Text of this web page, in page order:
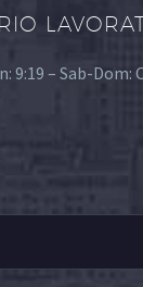
9:19 – Sab-Dom: